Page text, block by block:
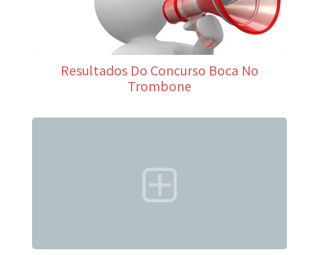
Resultados Do Concurso Boca No
Trombone